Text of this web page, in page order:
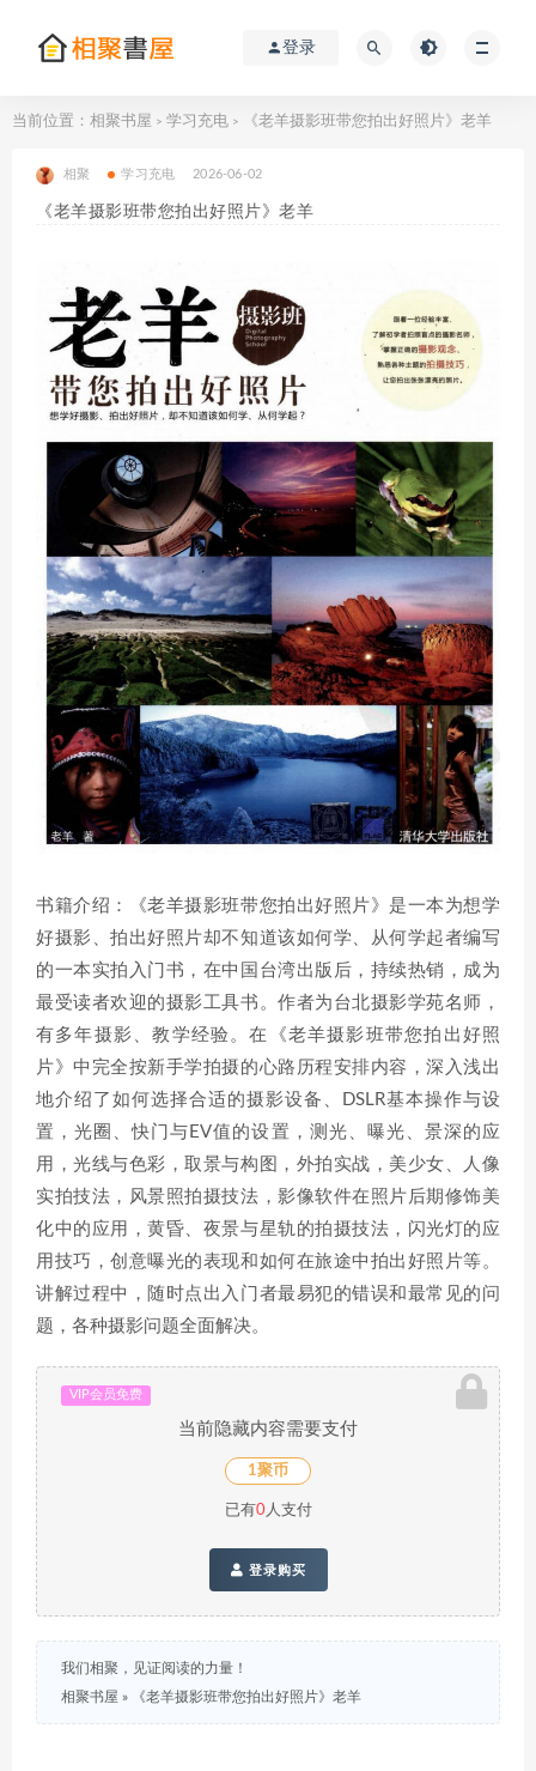
登录
当前位置： 相聚书屋 > 学习充电 > 《老羊摄影班带您拍出好照片》老羊
相聚 学习充电 2026-06-02
《老羊摄影班带您拍出好照片》老羊
书籍介绍：《老羊摄影班带您拍出好照片》是一本为想学
好摄影、拍出好照片却不知道该如何学、从何学起者编写
的一本实拍入门书，在中国台湾出版后，持续热销，成为
最受读者欢迎的摄影工具书。作者为台北摄影学苑名师，
有多年摄影、教学经验。在《老羊摄影班带您拍出好照
片》中完全按新手学拍摄的心路历程安排内容，深入浅出
地介绍了如何选择合适的摄影设备、DSLR基本操作与设
置，光圈、快门与EV值的设置，测光、曝光、景深的应
用，光线与色彩，取景与构图，外拍实战，美少女、人像
实拍技法，风景照拍摄技法，影像软件在照片后期修饰美
化中的应用，黄昏、夜景与星轨的拍摄技法，闪光灯的应
用技巧，创意曝光的表现和如何在旅途中拍出好照片等。
讲解过程中，随时点出入门者最易犯的错误和最常见的问
题，各种摄影问题全面解决。
VIP会员免费
当前隐藏内容需要支付
1聚币
已有0人支付
登录购买
我们相聚，见证阅读的力量！
相聚书屋 » 《老羊摄影班带您拍出好照片》老羊